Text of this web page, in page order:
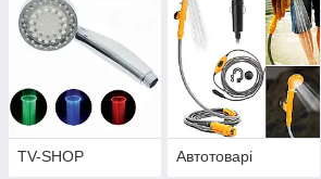
TV-SHOP Автотоварі